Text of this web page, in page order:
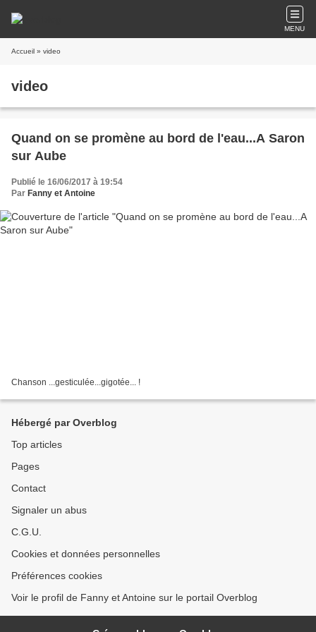
MENU
Accueil » video
video
Quand on se promène au bord de l'eau...A Saron
sur Aube
Publié le 16/06/2017 à 19:54
Par Fanny et Antoine
Chanson ...gesticulée...gigotée... !
Hébergé par Overblog
Top articles
Pages
Contact
Signaler un abus
C.G.U.
Cookies et données personnelles
Préférences cookies
Voir le profil de Fanny et Antoine sur le portail Overblog